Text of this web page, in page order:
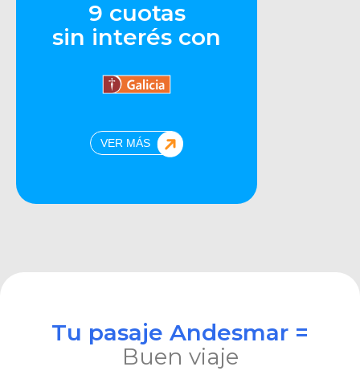
9 cuotas
sin interés con
VER MÁS
Tu pasaje Andesmar =
Buen viaje